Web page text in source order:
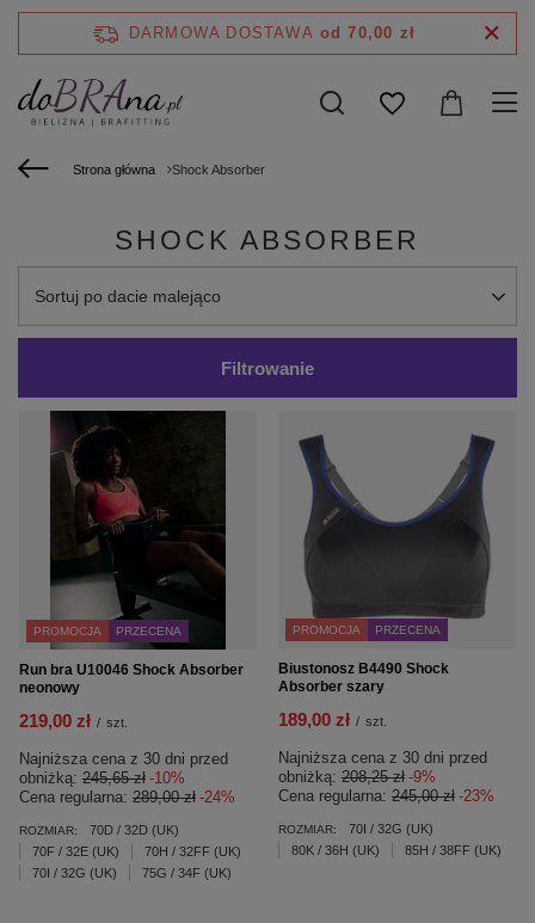
DARMOWA DOSTAWA od 70,00 zł
Strona główna Shock Absorber
SHOCK ABSORBER
Zmień sortowanie
Sortuj po dacie malejąco
Filtrowanie
PROMOCJA PRZECENA
Run bra U10046 Shock Absorber
neonowy
219,00 zł / szt.
Najniższa cena z 30 dni przed
obniżką: 245,65 zł -10%
Cena regularna: 289,00 zł -24%
ROZMIAR:
70D / 32D (UK)
70F / 32E (UK)
70H / 32FF (UK)
70I / 32G (UK)
75G / 34F (UK)
PROMOCJA PRZECENA
Biustonosz B4490 Shock
Absorber szary
189,00 zł / szt.
Najniższa cena z 30 dni przed
obniżką: 208,25 zł -9%
Cena regularna: 245,00 zł -23%
ROZMIAR:
70I / 32G (UK)
80K / 36H (UK)
85H / 38FF (UK)